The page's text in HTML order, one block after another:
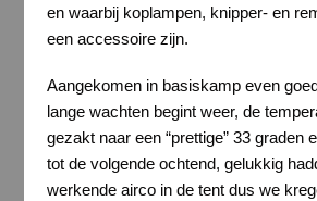
en waarbij koplampen, knipper- en
een accessoire zijn.
Aangekomen in basiskamp even
lange wachten begint weer, de
gezakt naar een “prettige” 33 graden
tot de volgende ochtend, gelukkig
werkende airco in de tent dus we